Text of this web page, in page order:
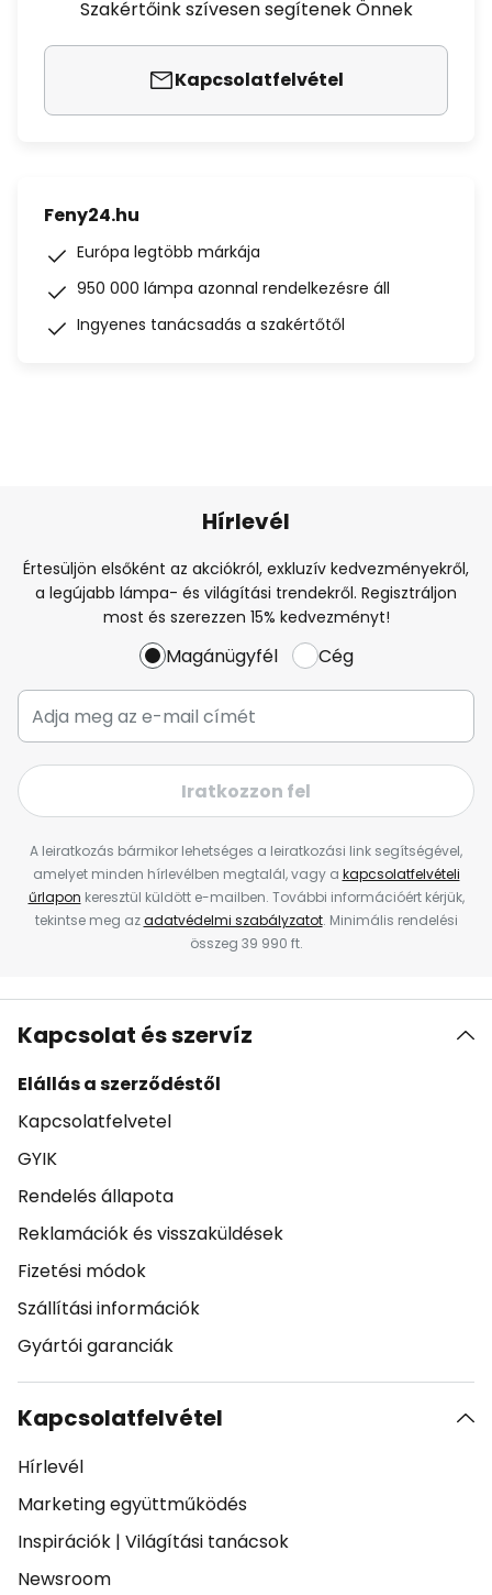
Szakértőink szívesen segítenek Önnek
Kapcsolatfelvétel
Feny24.hu
Európa legtöbb márkája
950 000 lámpa azonnal rendelkezésre áll
Ingyenes tanácsadás a szakértőtől
Hírlevél
Értesüljön elsőként az akciókról, exkluzív kedvezményekről,
a legújabb lámpa- és világítási trendekről. Regisztráljon
most és szerezzen 15% kedvezményt!
Magánügyfél Cég
Iratkozzon fel
A leiratkozás bármikor lehetséges a leiratkozási link segítségével,
amelyet minden hírlevélben megtalál, vagy a kapcsolatfelvételi
űrlapon keresztül küldött e-mailben. További információért kérjük,
tekintse meg azadatvédelmi szabályzatot. Minimális rendelési
összeg 39 990 ft.
Kapcsolat és szervíz
Elállás a szerződéstől
Kapcsolatfelvetel
GYIK
Rendelés állapota
Reklamációk és visszaküldések
Fizetési módok
Szállítási információk
Gyártói garanciák
Kapcsolatfelvétel
Hírlevél
Marketing együttműködés
Inspirációk | Világítási tanácsok
Newsroom